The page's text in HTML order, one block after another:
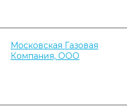
Московская Газовая
Компания, ООО